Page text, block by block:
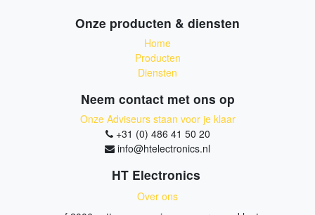
Onze producten & diensten
Home
Producten
Diensten
Neem contact met ons op
Onze Adviseurs staan voor je klaar
+31 (0) 486 41 50 20
info@htelectronics.nl
HT Electronics
Over ons